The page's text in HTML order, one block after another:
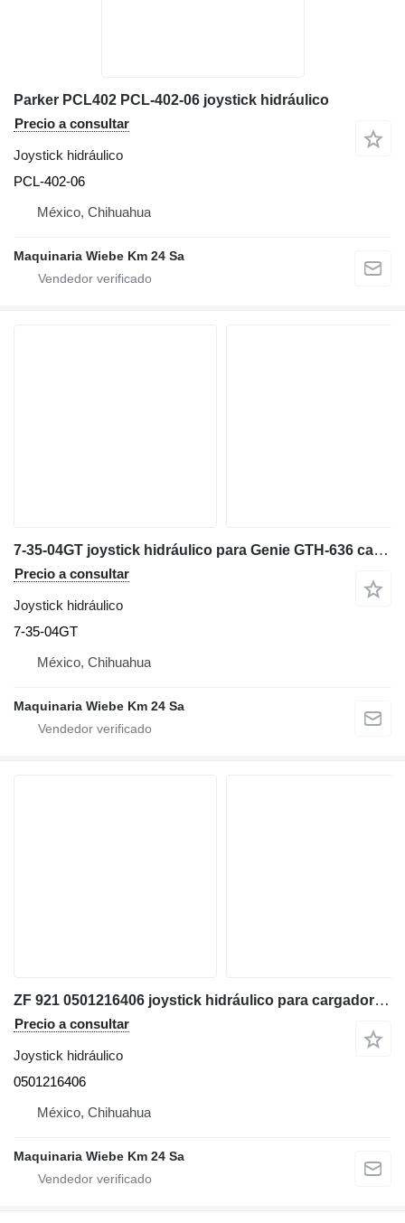
Parker PCL402 PCL-402-06 joystick hidráulico
Precio a consultar
Joystick hidráulico
PCL-402-06
México, Chihuahua
Maquinaria Wiebe Km 24 Sa
7-35-04GT joystick hidráulico para Genie GTH-636 cargadora telescópica
Precio a consultar
Joystick hidráulico
7-35-04GT
México, Chihuahua
Maquinaria Wiebe Km 24 Sa
ZF 921 0501216406 joystick hidráulico para cargadora de ruedas
Precio a consultar
Joystick hidráulico
0501216406
México, Chihuahua
Maquinaria Wiebe Km 24 Sa